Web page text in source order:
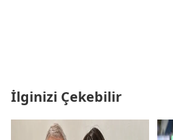
İlginizi Çekebilir